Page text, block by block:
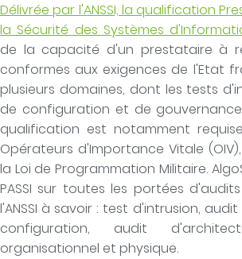
Délivrée par l'ANSSI, la qualification
la Sécurité des Systèmes
de la capacité d'un prestataire à
conformes aux exigences de l'Etat
plusieurs domaines, dont les tests
de configuration et de
qualification est notamment
Opérateurs d'Importance Vitale
la Loi de Programmation Militaire.
PASSI sur toutes les portées
l'ANSSI à savoir : test d'intrusion,
configuration, audit
organisationnel et physique.